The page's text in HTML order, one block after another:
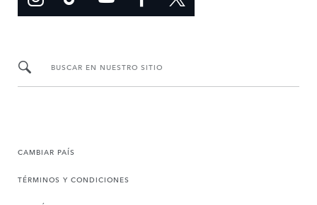
BUSCAR EN NUESTRO SITIO
CAMBIAR PAÍS
TÉRMINOS Y CONDICIONES